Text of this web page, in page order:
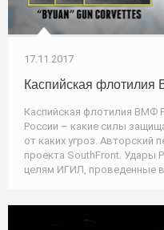
17.11.2017
Каспийская флотилия
Каспийская флотилия ВМФ
России – какие силы
от каких угроз. Авторский
проекта SouthFront. Удары
целям ИГИЛ, проведенные в